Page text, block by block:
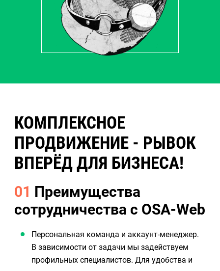
КОМПЛЕКСНОЕ
ПРОДВИЖЕНИЕ - РЫВОК
ВПЕРЁД ДЛЯ БИЗНЕСА!
01 Преимущества
сотрудничества с OSA-Web
Персональная команда и аккаунт-менеджер.
В зависимости от задачи мы задействуем
профильных специалистов. Для удобства и